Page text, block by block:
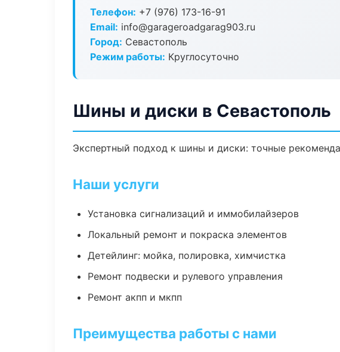
Телефон: +7 (976) 173-16-91
Email: info@garageroadgarag903.ru
Город: Севастополь
Режим работы: Круглосуточно
Шины и диски в Севастополь
Экспертный подход к шины и диски: точные
Наши услуги
Установка сигнализаций и иммобилайзеров
Локальный ремонт и покраска элементов
Детейлинг: мойка, полировка, химчистка
Ремонт подвески и рулевого управления
Ремонт акпп и мкпп
Преимущества работы с нами